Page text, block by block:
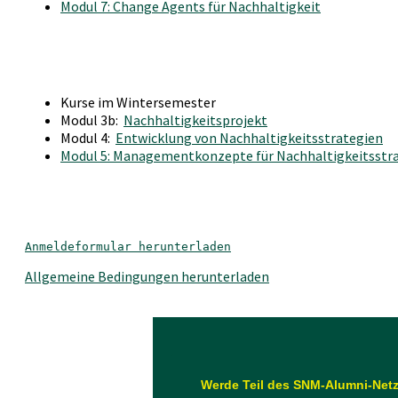
Modul 7: Change Agents für Nachhaltigkeit
Kurse im Wintersemester
Modul 3b: Nachhaltigkeitsprojekt
Modul 4: Entwicklung von Nachhaltigkeitsstrategien
Modul 5: Managementkonzepte für
Anmeldeformular herunterladen
Allgemeine Bedingungen herunterladen